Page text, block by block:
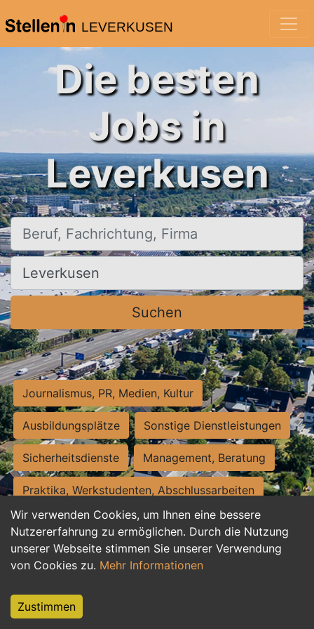
LEVERKUSEN
Wir verwenden Cookies, um Ihnen eine bessere
Nutzererfahrung zu ermöglichen. Durch die Nutzung
unserer Webseite stimmen Sie unserer Verwendung
von Cookies zu. Mehr Informationen
Zustimmen
Die besten
Jobs in
Leverkusen
Beruf, Fachrichtung, Firma
Ort, Stadt
Suchen
Journalismus, PR, Medien, Kultur
Ausbildungsplätze Sonstige Dienstleistungen
Sicherheitsdienste Management, Beratung
Praktika, Werkstudenten, Abschlussarbeiten
Personalwesen Assistenz, Sekretariat
Hilfskräfte, Aushilfs- und Nebenjobs
Weiterbildung, Studium, duale Ausbildung